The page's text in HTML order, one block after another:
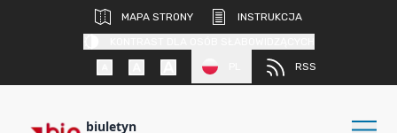
MAPA STRONY
INSTRUKCJA
RSS
biuletyn